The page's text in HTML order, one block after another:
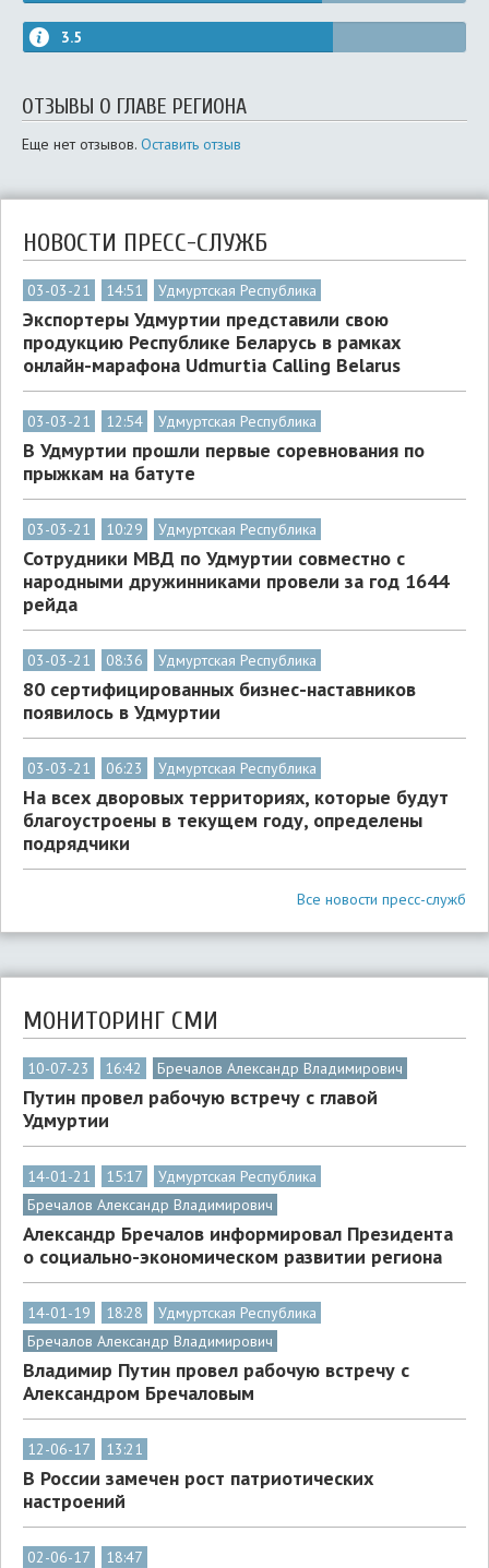
3.5
ОТЗЫВЫ О ГЛАВЕ РЕГИОНА
Еще нет отзывов. Оставить отзыв
НОВОСТИ ПРЕСС-СЛУЖБ
03-03-21 14:51 Удмуртская Республика
Экспортеры Удмуртии представили свою
продукцию Республике Беларусь в рамках
онлайн-марафона Udmurtia Calling Belarus
03-03-21 12:54 Удмуртская Республика
В Удмуртии прошли первые соревнования по
прыжкам на батуте
03-03-21 10:29 Удмуртская Республика
Сотрудники МВД по Удмуртии совместно с
народными дружинниками провели за год 1644
рейда
03-03-21 08:36 Удмуртская Республика
80 сертифицированных бизнес-наставников
появилось в Удмуртии
03-03-21 06:23 Удмуртская Республика
На всех дворовых территориях, которые будут
благоустроены в текущем году, определены
подрядчики
Все новости пресс-служб
МОНИТОРИНГ СМИ
10-07-23 16:42 Бречалов Александр Владимирович
Путин провел рабочую встречу с главой
Удмуртии
14-01-21 15:17
Удмуртская Республика
Бречалов Александр Владимирович
Александр Бречалов информировал Президента
о социально-экономическом развитии региона
14-01-19 18:28
Удмуртская Республика
Бречалов Александр Владимирович
Владимир Путин провел рабочую встречу с
Александром Бречаловым
12-06-17 13:21
В России замечен рост патриотических
настроений
02-06-17 18:47